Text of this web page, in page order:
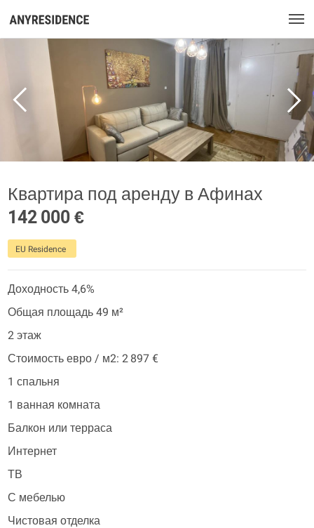
Квартира под аренду в Афинах
142 000 €
EU Residence
Доходность 4,6%
Общая площадь 49 м²
2 этаж
Стоимость евро / м2: 2 897 €
1 спальня
1 ванная комната
Балкон или терраса
Интернет
ТВ
С мебелью
Чистовая отделка